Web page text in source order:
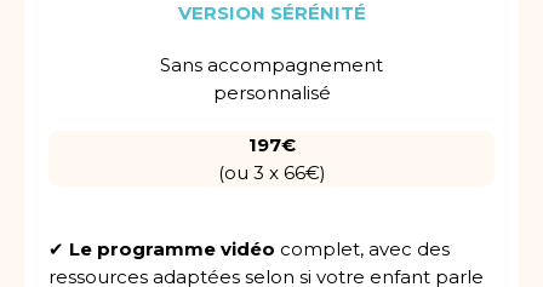
VERSION SÉRÉNITÉ
Sans accompagnement
personnalisé
197€
(ou 3 x 66€)
✔ Le programme vidéo complet, avec des
ressources adaptées selon si votre enfant parle